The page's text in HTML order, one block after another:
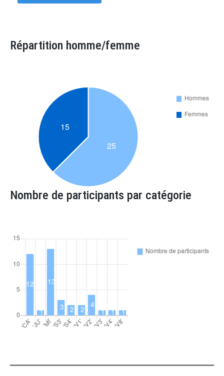
Répartition homme/femme
Nombre de participants par catégorie